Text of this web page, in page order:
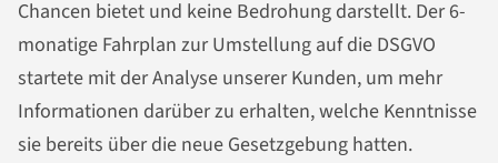
Chancen bietet und keine Bedrohung darstellt. Der 6-
monatige Fahrplan zur Umstellung auf die DSGVO
startete mit der Analyse unserer Kunden, um mehr
Informationen darüber zu erhalten, welche Kenntnisse
sie bereits über die neue Gesetzgebung hatten.